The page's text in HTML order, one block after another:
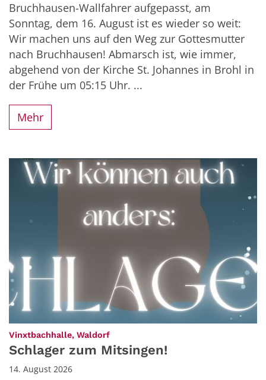
Bruchhausen-Wallfahrer aufgepasst, am
Sonntag, dem 16. August ist es wieder so weit:
Wir machen uns auf den Weg zur Gottesmutter
nach Bruchhausen! Abmarsch ist, wie immer,
abgehend von der Kirche St. Johannes in Brohl in
der Frühe um 05:15 Uhr. ...
Mehr
Vinxtbachhalle, Waldorf:
Schlager zum Mitsingen!
14. August 2026